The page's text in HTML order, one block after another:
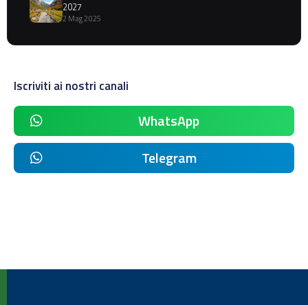
2027
2 Mag 2025
Iscriviti ai nostri canali
WhatsApp
Telegram